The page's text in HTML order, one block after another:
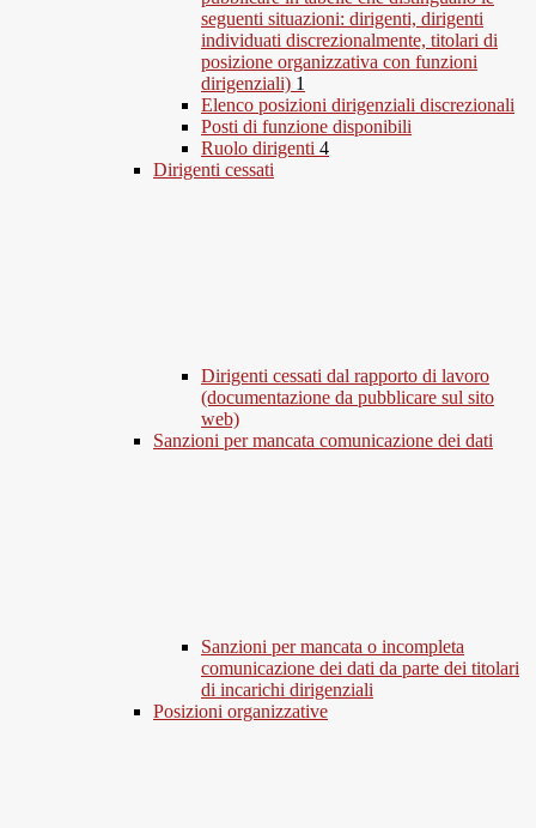
seguenti situazioni: dirigenti, dirigenti
individuati discrezionalmente, titolari di
posizione organizzativa con funzioni
dirigenziali) 1
Elenco posizioni dirigenziali discrezionali
Posti di funzione disponibili
Ruolo dirigenti 4
Dirigenti cessati
Dirigenti cessati dal rapporto di lavoro
(documentazione da pubblicare sul sito
web)
Sanzioni per mancata comunicazione dei dati
Sanzioni per mancata o incompleta
comunicazione dei dati da parte dei titolari
di incarichi dirigenziali
Posizioni organizzative